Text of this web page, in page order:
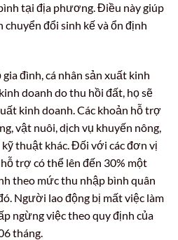
tại địa phương. Điều này giúp
chuyển đổi sinh kế và ổn định
đình, cá nhân sản xuất kinh
doanh do thu hồi đất, họ sẽ
kinh doanh. Các khoản hỗ trợ
vật nuôi, dịch vụ khuyến nông,
kỹ thuật khác. Đối với các đơn vị
trợ có thể lên đến 30% một
theo mức thu nhập bình quân
Người lao động bị mất việc làm
ngừng việc theo quy định của
tháng.